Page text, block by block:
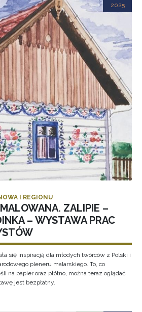
2025
I REGIONU
ZALIPIE –
– WYSTAWA PRAC
się inspiracją dla młodych twórców z Polski i
pleneru malarskiego. To, co
na papier oraz płótno, można teraz oglądać
jest bezpłatny.